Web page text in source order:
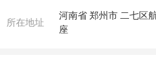
所在地址
河南省 郑州市 二七区
座